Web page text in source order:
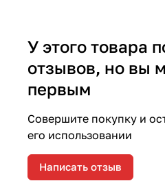
У этого товара
отзывов, но вы
первым
Совершите покупку и
его использовании
Написать отзыв